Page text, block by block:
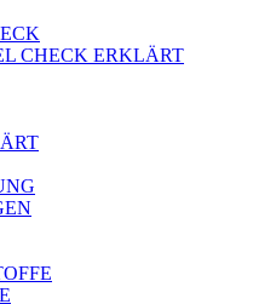
CHECK ERKLÄRT